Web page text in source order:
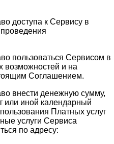
доступа к Сервису в
пользоваться Сервисом в
возможностей и на
Соглашением.
внести денежную сумму,
или иной календарный
Платных услуг
услуги Сервиса
по адресу: